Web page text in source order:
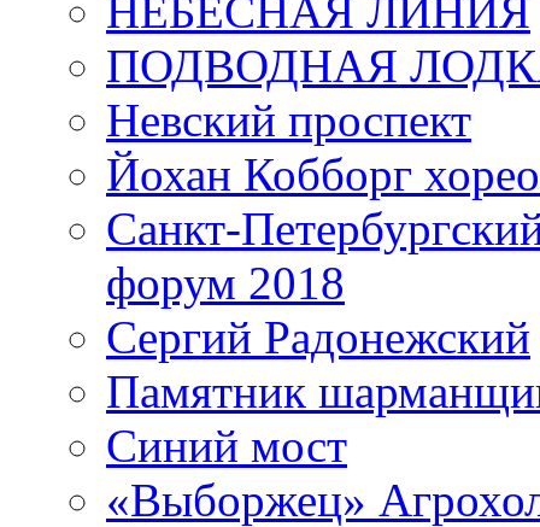
НЕБЕСНАЯ ЛИНИЯ
ПОДВОДНАЯ
Невский проспект
Йохан Кобборг
Санкт-
форум 2018
Сергий Радонежский
Памятник
Синий мост
«Выборжец»